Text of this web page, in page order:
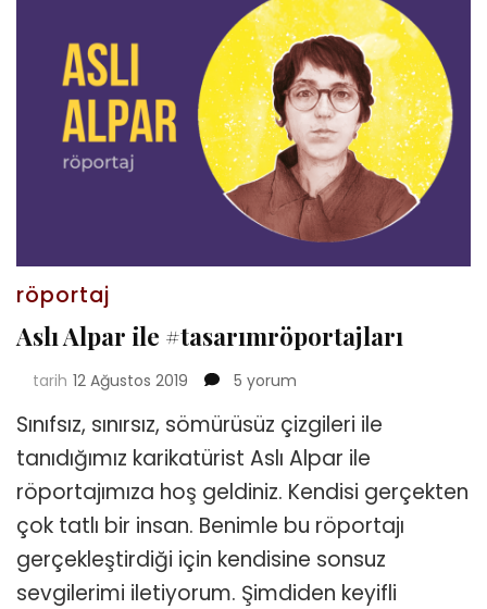
röportaj
Aslı Alpar ile #tasarımröportajları
tarih 12 Ağustos 2019
Aslı
ile
#tasarımröportajları
için
5 yorum
Sınıfsız, sınırsız, sömürüsüz çizgileri ile
tanıdığımız karikatürist Aslı Alpar ile
röportajımıza hoş geldiniz. Kendisi gerçekten
çok tatlı bir insan. Benimle bu röportajı
gerçekleştirdiği için kendisine sonsuz
sevgilerimi iletiyorum. Şimdiden keyifli